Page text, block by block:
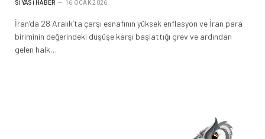
SIYASI HABER 16 OCAK 2026
İran’da 28 Aralık’ta çarşı esnafının yüksek enflasyon ve İran para
biriminin değerindeki düşüşe karşı başlattığı grev ve ardından
gelen halk…